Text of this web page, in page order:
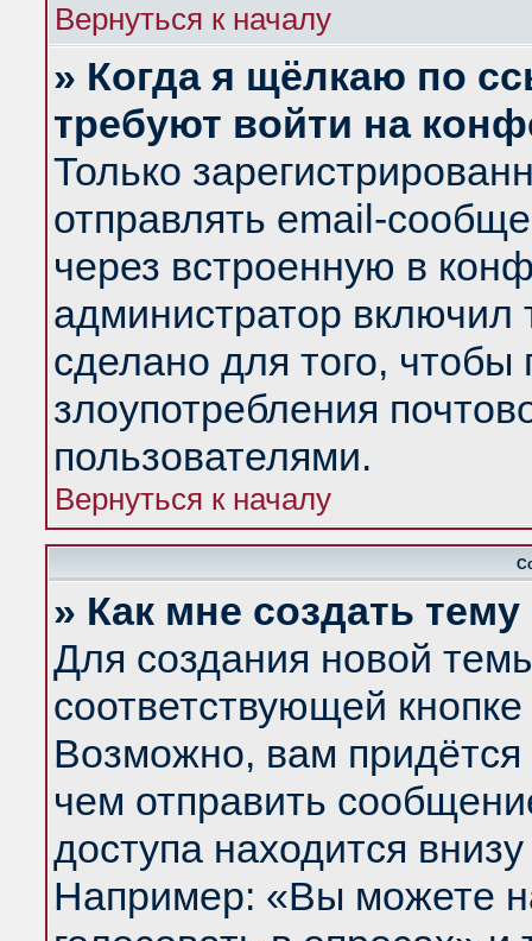
Вернуться к началу
» Когда я щёлкаю по
требуют войти на
Только
отправлять email-
через встроенную в
администратор
сделано для того, чтобы
злоупотребления
пользователями.
Вернуться к началу
» Как мне создать
Для создания новой
соответствующей
Возможно, вам придётся
чем отправить
доступа находится
Например: «Вы можете